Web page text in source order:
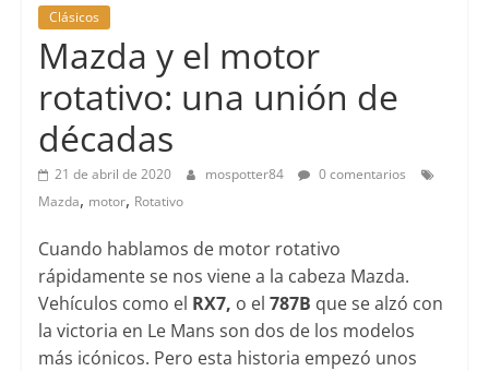
Clásicos
Mazda y el motor
rotativo: una unión de
décadas
21 de abril de 2020 mospotter84
0 comentarios
Mazda, motor, Rotativo
Cuando hablamos de motor rotativo
rápidamente se nos viene a la cabeza Mazda.
Vehículos como el RX7, o el 787B que se alzó con
la victoria en Le Mans son dos de los modelos
más icónicos. Pero esta historia empezó unos